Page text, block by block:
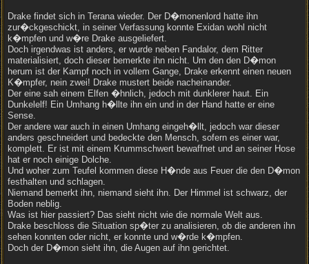
Drake findet sich in Terana wieder. Der D�monenlord hatte ihn
zur�ckgeschickt, in seiner Verfassung konnte Exidan wohl nicht
k�mpfen und w�re Drake ausgeliefert.
Doch irgendwas ist anders, er wurde neben Fandalor, dem Ritter
materialisiert, doch dieser bemerkte ihn nicht. Um den den D�mon
herum ist der Kampf noch in vollem Gange, Drake erkennt einen neuen
K�mpfer, nein zwei! Drake mustert beide nacheinander.
Der eine sah einem Elfen �hnlich, jedoch mit dunklerer haut. Ein
Dunkelelf! Ein Umhang h�llte ihn ein und in der Hand hatte er eine
Sense.
Der andere war auch in einen Umhang eingeh�llt, jedoch war dieser
anders geschneidert und bedeckte den Mensch, sofern es einer war,
komplett. Er ist mit einem Krummschwert bewaffnet und an seiner Hose
hat er noch einige Dolche.
Und woher zum Teufel kommen diese H�nde aus Feuer die den D�mon
festhalten und schlagen.
Niemand bemerkt ihn, niemand sieht ihn. Der Himmel ist schwarz, der
Boden neblig.
Was ist hier passiert? Das sieht nicht wie die normale Welt aus.
Drake beschloss die Situation sp�ter zu analisieren, ob die anderen ihn
sehen konnten oder nicht, er konnte und w�rde k�mpfen.
Doch der D�mon sieht ihn, die Augen auf ihn gerichtet.